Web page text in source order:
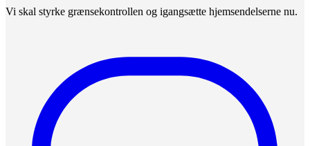
Vi skal styrke grænsekontrollen og igangsætte hjemsendelserne nu.